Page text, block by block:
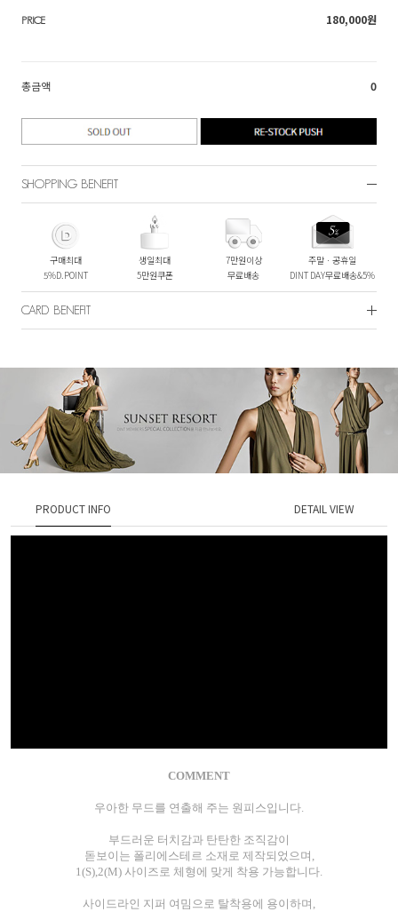
PRICE 180,000원
총금액 0
SHOPPING BENEFIT
구매최대
5%D.POINT
생일최대
5만원쿠폰
7만원이상
무료배송
주말ㆍ공휴일
DINT DAY무료배송&5%
CARD BENEFIT
PRODUCT INFO DETAIL VIEW
COMMENT
우아한 무드를 연출해 주는 원피스입니다.
부드러운 터치감과 탄탄한 조직감이
돋보이는 폴리에스테르 소재로 제작되었으며,
1(S),2(M) 사이즈로 체형에 맞게 착용 가능합니다.
사이드라인 지퍼 여밈으로 탈착용에 용이하며,